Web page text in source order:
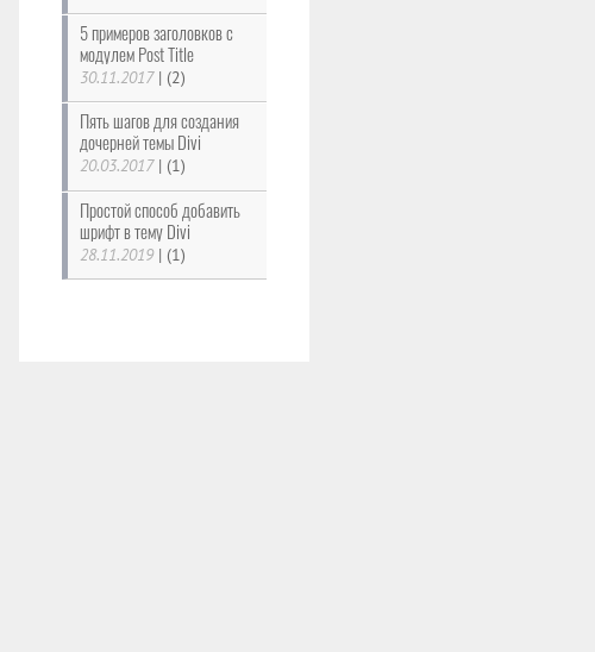
5 примеров заголовков с
модулем Post Title
30.11.2017| (2)
Пять шагов для создания
дочерней темы Divi
20.03.2017| (1)
Простой способ добавить
шрифт в тему Divi
28.11.2019| (1)